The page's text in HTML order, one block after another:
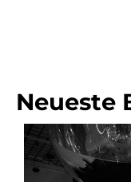
Neueste